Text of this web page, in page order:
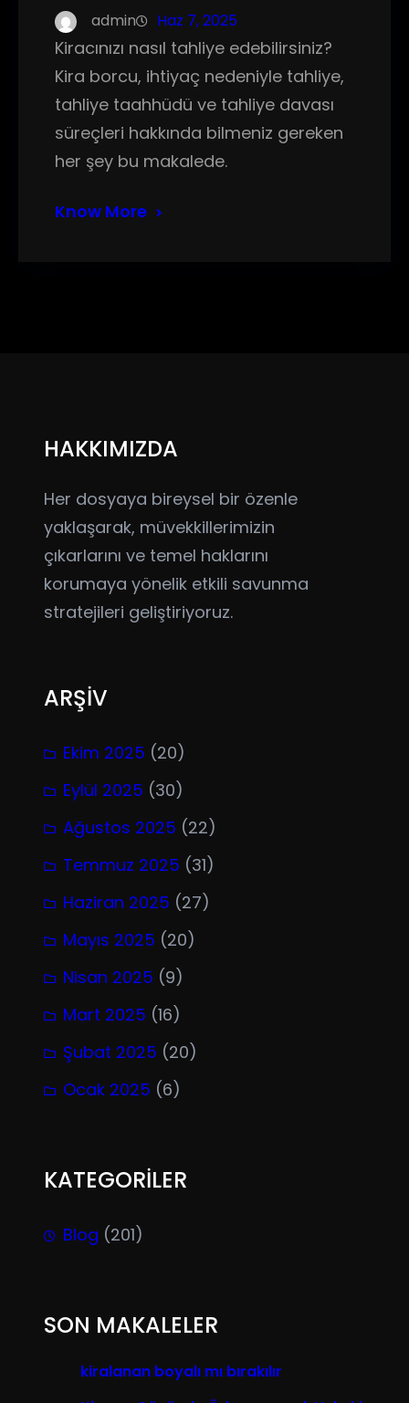
admin Haz 7, 2025
Kiracınızı nasıl tahliye edebilirsiniz?
Kira borcu, ihtiyaç nedeniyle tahliye,
tahliye taahhüdü ve tahliye davası
süreçleri hakkında bilmeniz gereken
her şey bu makalede.
Know More
HAKKIMIZDA
Her dosyaya bireysel bir özenle
yaklaşarak, müvekkillerimizin
çıkarlarını ve temel haklarını
korumaya yönelik etkili savunma
stratejileri geliştiriyoruz.
ARŞİV
Ekim 2025 (20)
Eylül 2025 (30)
Ağustos 2025 (22)
Temmuz 2025 (31)
Haziran 2025 (27)
Mayıs 2025 (20)
Nisan 2025 (9)
Mart 2025 (16)
Şubat 2025 (20)
Ocak 2025 (6)
KATEGORİLER
Blog (201)
SON MAKALELER
kiralanan boyalı mı bırakılır